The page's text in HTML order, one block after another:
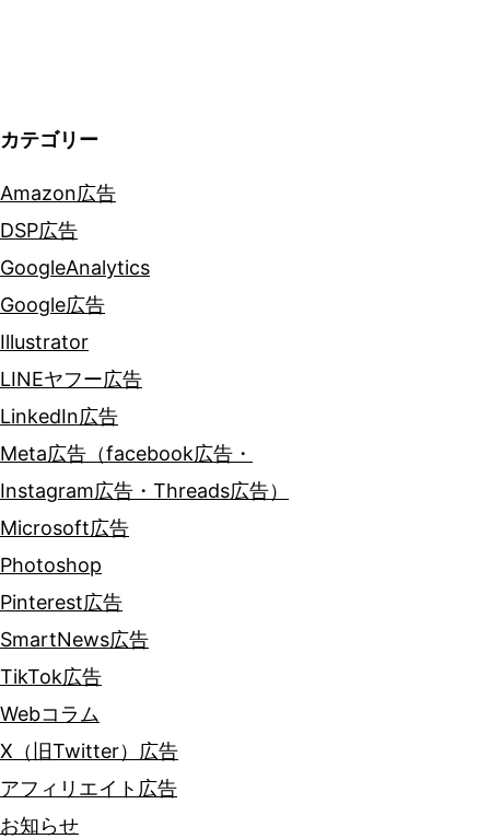
ン
カテゴリー
Amazon広告
DSP広告
GoogleAnalytics
Google広告
Illustrator
LINEヤフー広告
LinkedIn広告
Meta広告（facebook広告・
Instagram広告・Threads広告）
Microsoft広告
Photoshop
Pinterest広告
SmartNews広告
TikTok広告
Webコラム
X（旧Twitter）広告
アフィリエイト広告
お知らせ